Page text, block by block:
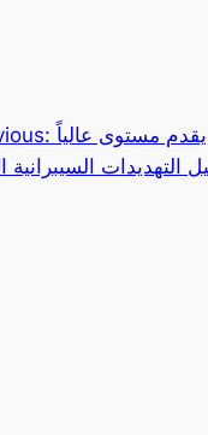
مستوى عالياً
السيبرانية